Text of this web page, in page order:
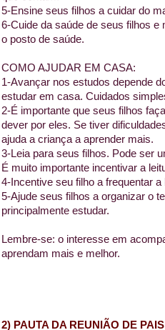
5-Ensine seus filhos a cuidar do
6-Cuide da saúde de seus filhos
o posto de saúde.
COMO AJUDAR EM CASA:
1-Avançar nos estudos depende
estudar em casa. Cuidados
2-É importante que seus filhos
dever por eles. Se tiver
ajuda a criança a aprender mais.
3-Leia para seus filhos. Pode ser
É muito importante incentivar a
4-Incentive seu filho a frequentar
5-Ajude seus filhos a organizar o
principalmente estudar.
Lembre-se: o interesse em
aprendam mais e melhor.
2) PAUTA DA REUNIÃO DE